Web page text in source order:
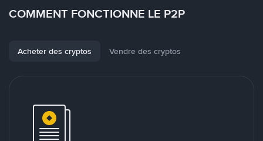
COMMENT FONCTIONNE LE P2P
Acheter des cryptos Vendre des cryptos